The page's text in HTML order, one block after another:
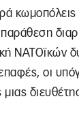
ΝΑΤΟϊκών
οι